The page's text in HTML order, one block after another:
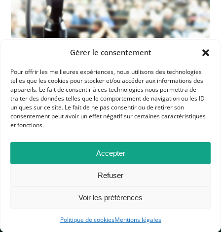
Gérer le consentement
Pour offrir les meilleures expériences, nous utilisons des technologies
telles que les cookies pour stocker et/ou accéder aux informations des
appareils. Le fait de consentir à ces technologies nous permettra de
traiter des données telles que le comportement de navigation ou les ID
uniques sur ce site. Le fait de ne pas consentir ou de retirer son
consentement peut avoir un effet négatif sur certaines caractéristiques
et fonctions.
Accepter
Refuser
Voir les préférences
Politique de cookiesMentions légales
Association des professeurs d'histoire et géographie
+ 33 0(1) 42 33 62 37
BP 6541 – 75065 Paris Cedex 02